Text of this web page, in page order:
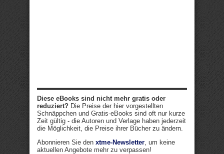
Diese eBooks sind nicht mehr gratis oder
reduziert? Die Preise der hier vorgestellten
Schnäppchen und Gratis-eBooks sind oft nur kurze
Zeit gültig - die Autoren und Verlage haben jederzeit
die Möglichkeit, die Preise ihrer Bücher zu ändern.
Abonnieren Sie den xtme-Newsletter, um keine
aktuellen Angebote mehr zu verpassen!